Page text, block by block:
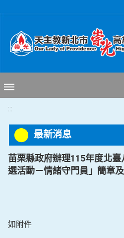
:::
最新消息
苗栗縣政府辦理115年度北
選活動－情緒守門員」簡章
如附件